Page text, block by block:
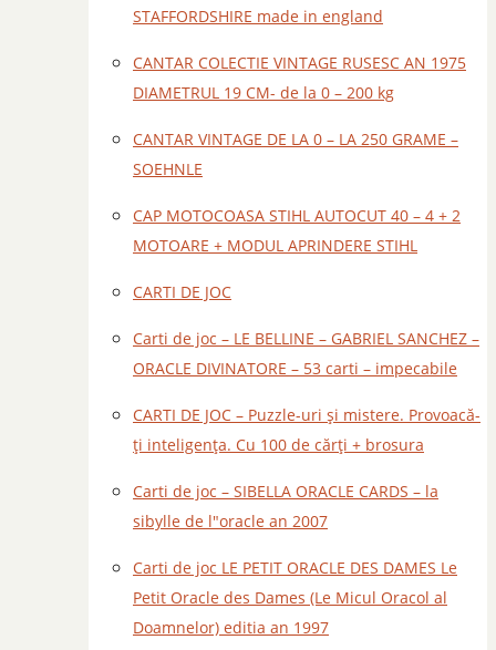
STAFFORDSHIRE made in england
CANTAR COLECTIE VINTAGE RUSESC AN 1975
DIAMETRUL 19 CM- de la 0 – 200 kg
CANTAR VINTAGE DE LA 0 – LA 250 GRAME –
SOEHNLE
CAP MOTOCOASA STIHL AUTOCUT 40 – 4 + 2
MOTOARE + MODUL APRINDERE STIHL
CARTI DE JOC
Carti de joc – LE BELLINE – GABRIEL SANCHEZ –
ORACLE DIVINATORE – 53 carti – impecabile
CARTI DE JOC – Puzzle-uri și mistere. Provoacă-
ți inteligența. Cu 100 de cărți + brosura
Carti de joc – SIBELLA ORACLE CARDS – la
sibylle de l"oracle an 2007
Carti de joc LE PETIT ORACLE DES DAMES Le
Petit Oracle des Dames (Le Micul Oracol al
Doamnelor) editia an 1997